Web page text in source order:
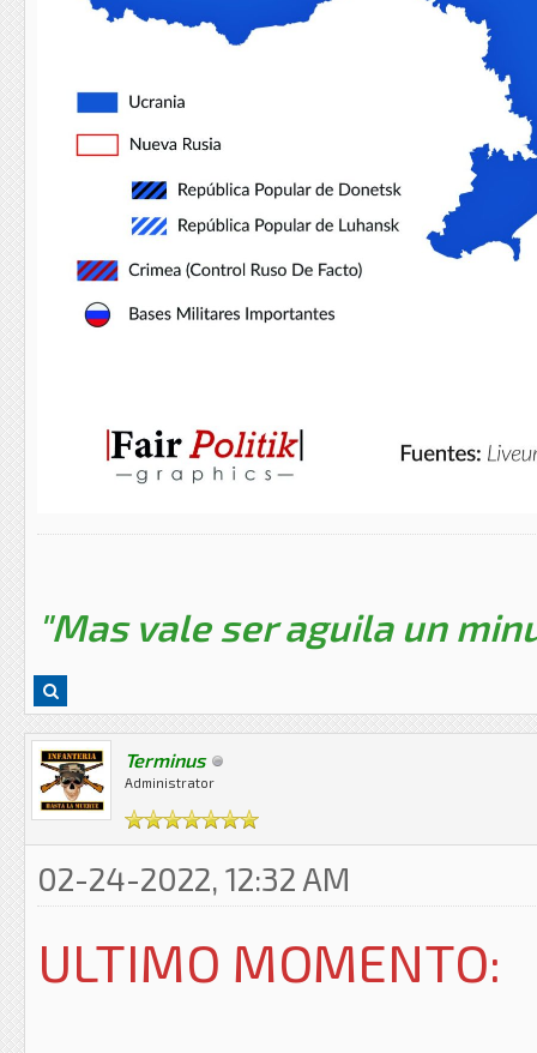
"Mas vale ser aguila un
Terminus
Administrator
02-24-2022, 12:32 AM
ULTIMO MOMENTO: